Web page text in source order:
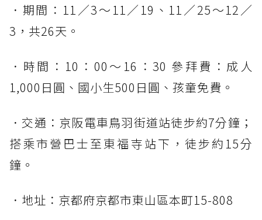
．期間：11／3～11／19、11／25～12／
3，共26天。
．時間：10：00～16：30 參拜費：成人
1,000日圓、國小生500日圓、孩童免費。
．交通：京阪電車鳥羽街道站徒步約7分鐘；
搭乘市營巴士至東福寺站下，徒步約15分
鐘。
．地址：京都府京都市東山區本町15-808